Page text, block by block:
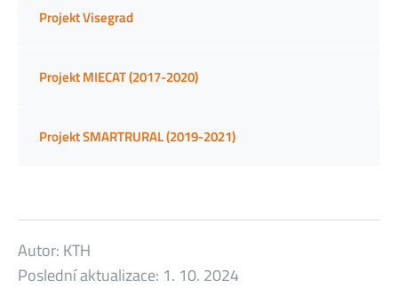
Projekt Visegrad
Projekt MIECAT (2017-2020)
Projekt SMARTRURAL (2019-2021)
Autor: KTH
Poslední aktualizace: 1. 10. 2024